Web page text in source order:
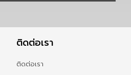
ติดต่อเรา
ติดต่อเรา